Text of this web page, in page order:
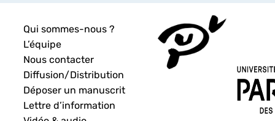
Qui sommes-nous ?
L’équipe
Nous contacter
Diffusion/Distribution
Déposer un manuscrit
Lettre d’information